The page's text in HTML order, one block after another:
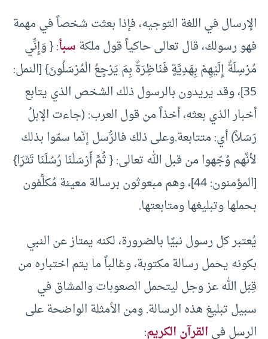
الإرسال في اللغة التوجيه، فإذا بعثت شخصاً في مهمة
فهو رسولك، قال تعالى حاكياً قول ملكةسبأ: { وَإِنِّي
مُرْسِلَةٌ إِلَيْهِمْ بِهَدِيَّةٍ فَنَاظِرَةٌ بِمَ يَرْجِعُ الْمُرْسَلُونَ} [النمل:
35]، وقد يريدون بالرسول ذلك الشخص الذي يتابع
أخبار الذي بعثه، أخذاً من قول العرب: (جاءت الإبلُ
رَسَلاً) أي: متتابعة.وعلى ذلك فالرُّسل إنّما سمّوا بذلك
لأنَّهم وُجّهوا من قبل الله تعالى: { ثُمَّ أَرْسَلْنَا رُسُلَنَا تَتْرَا}
[المؤمنون: 44]، وهم مبعوثون برسالة معينة مُكلَّفون
بحملها وتبليغها ومتابعتها.
يُعتبر كل رسول نبيًا بالضرورة، لكنه يمتاز عن النبي
بكونه يحمل رسالة مكتوبة، وغالباً ما يتم اختباره من
قِبَل الله عز وجل ليتحمل الصعوبات والمشاق في
سبيل تبليغ هذه الرسالة. ومن الأمثلة الواضحة على
الرسل فيالقرآن الكريم: